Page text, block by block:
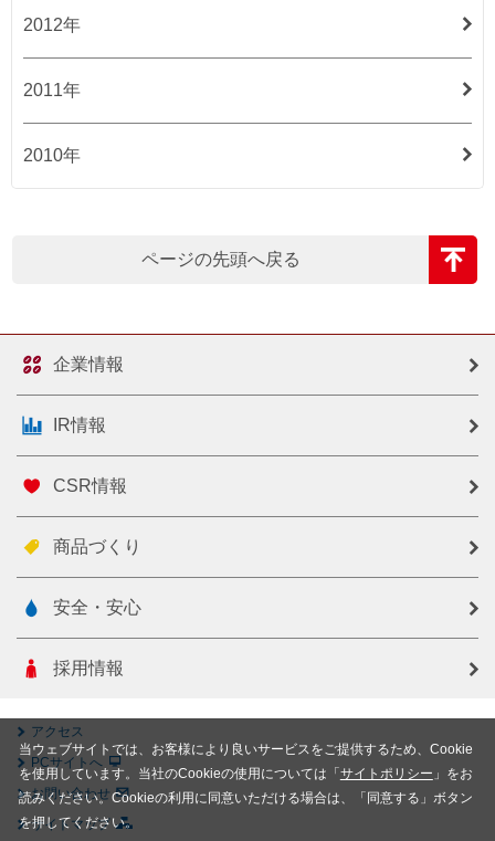
当ウェブサイトでは、お客様により良いサービスをご提供するため、Cookie
を使用しています。当社のCookieの使用については「 サイトポリシー 」をお
読みください。Cookieの利用に同意いただける場合は、「同意する」ボタン
を押してください。
2012年
2011年
2010年
ページの先頭へ戻る
企業情報
IR情報
CSR情報
商品づくり
安全・安心
採用情報
アクセス
PCサイトへ
お問い合わせ
サイトマップ